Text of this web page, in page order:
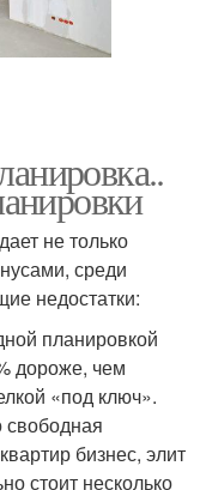
не только
среди
недостатки:
планировкой
дороже, чем
«под ключ».
бизнес, элит
стоит несколько